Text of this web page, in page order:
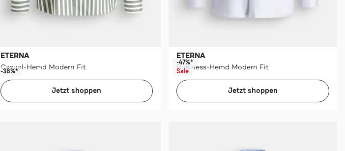
ETERNA
Casual-Hemd Modern Fit
-38%*
Jetzt shoppen
ETERNA
Business-Hemd Modern Fit
-47%*
Sale
Jetzt shoppen